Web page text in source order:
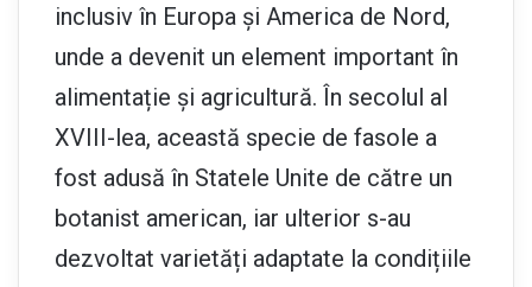
inclusiv în Europa și America de Nord,
unde a devenit un element important în
alimentație și agricultură. În secolul al
XVIII-lea, această specie de fasole a
fost adusă în Statele Unite de către un
botanist american, iar ulterior s-au
dezvoltat varietăți adaptate la condițiile